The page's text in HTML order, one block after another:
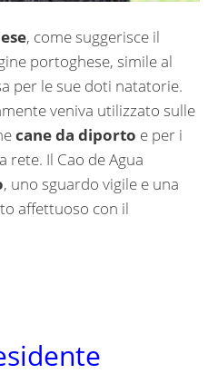
, come suggerisce il
portoghese, simile al
per le sue doti natatorie.
veniva utilizzato sulle
cane da diporto e per i
rete. Il Cao de Agua
, uno sguardo vigile e una
affettuoso con il